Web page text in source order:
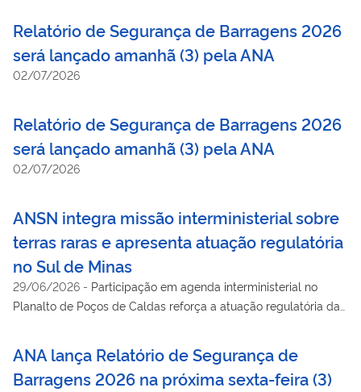
Relatório de Segurança de Barragens 2026
será lançado amanhã (3) pela ANA
02/07/2026
Relatório de Segurança de Barragens 2026
será lançado amanhã (3) pela ANA
02/07/2026
ANSN integra missão interministerial sobre
terras raras e apresenta atuação regulatória
no Sul de Minas
29/06/2026 - Participação em agenda interministerial no
Planalto de Poços de Caldas reforça a atuação regulatória da
ANA lança Relatório de Segurança de
Barragens 2026 na próxima sexta-feira (3)